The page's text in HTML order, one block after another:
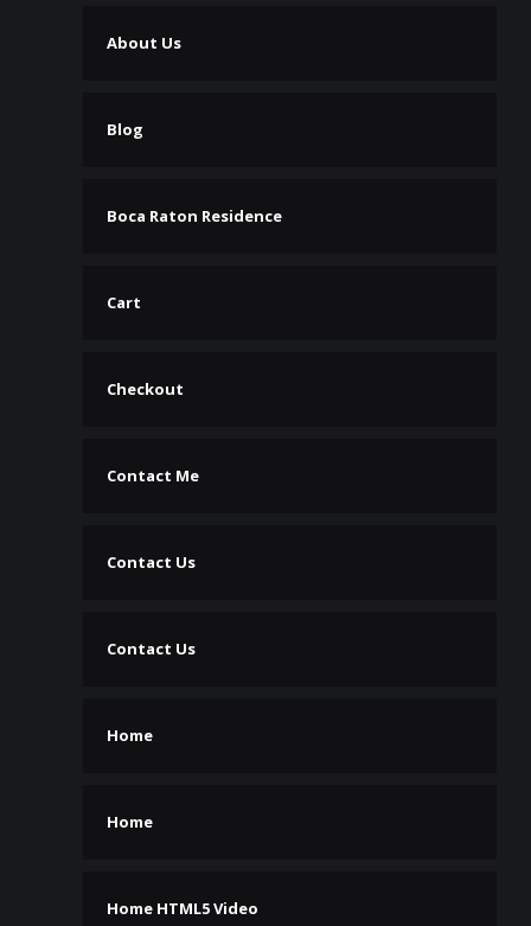
About Us
Blog
Boca Raton Residence
Cart
Checkout
Contact Me
Contact Us
Contact Us
Home
Home
Home HTML5 Video